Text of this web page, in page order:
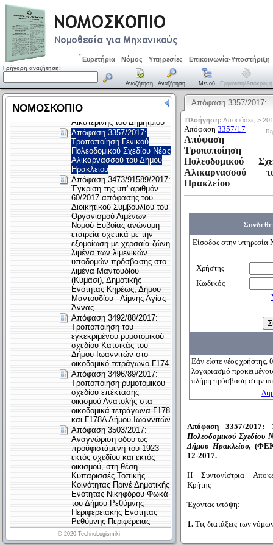
Ευρετήρια Νόμος Υπηρεσίες Επικοινωνία-Υποστήριξη
Γρήγορη αναζήτηση:
Αναζήτηση Αναζήτηση Μενού Εμφάνιση/απόκρυψη
Απόφαση 3357/